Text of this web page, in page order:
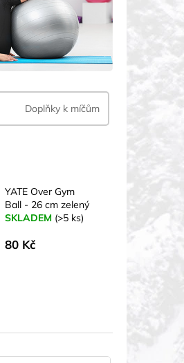
Doplňky k míčům
YATE Over Gym
Ball - 26 cm zelený
SKLADEM (>5 ks)
80 Kč